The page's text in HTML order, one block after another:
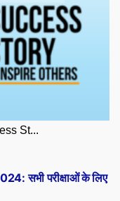
St...
सभी परीक्षाओं के लिए